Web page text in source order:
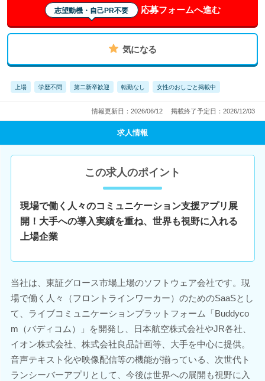
志望動機・自己PR不要 応募フォームへ進む
気になる
上場 学歴不問 第二新卒歓迎 転勤なし 女性のおしごと掲載中
情報更新日：2026/06/12 掲載終了予定日：2026/12/03
求人情報
この求人のポイント
現場で働く人々のコミュニケーション支援アプリ展
開！大手への導入実績を重ね、世界も視野に入れる
上場企業
当社は、東証グロース市場上場のソフトウェア会社です。現
場で働く人々（フロントラインワーカー）のためのSaaSとし
て、ライブコミュニケーションプラットフォーム「Buddyco
m（バディコム）」を開発し、日本航空株式会社やJR各社、
イオン株式会社、株式会社良品計画等、大手を中心に提供。
音声テキスト化や映像配信等の機能が揃っている、次世代ト
ランシーバーアプリとして、今後は世界への展開も視野に入